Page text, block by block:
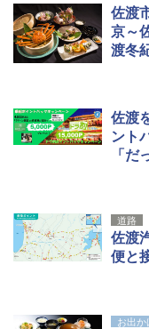
佐渡
京～
渡冬
佐渡
ント
「だ
道路
佐渡
便と
お出か